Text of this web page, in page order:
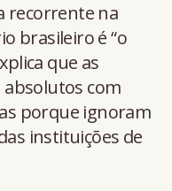
recorrente na
brasileiro é “o
que as
com
porque ignoram
instituições de